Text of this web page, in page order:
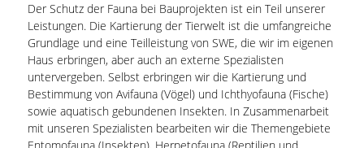
Der Schutz der Fauna bei Bauprojekten ist ein Teil unserer
Leistungen. Die Kartierung der Tierwelt ist die umfangreiche
Grundlage und eine Teilleistung von SWE, die wir im eigenen
Haus erbringen, aber auch an externe Spezialisten
untervergeben. Selbst erbringen wir die Kartierung und
Bestimmung von Avifauna (Vögel) und Ichthyofauna (Fische)
sowie aquatisch gebundenen Insekten. In Zusammenarbeit
mit unseren Spezialisten bearbeiten wir die Themengebiete